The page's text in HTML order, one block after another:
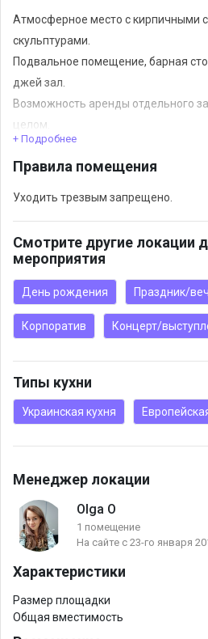
Атмосферное место с кирпичными
скульптурами.
Подвальное помещение, барная
джей зал.
Возможность аренды отдельного
целом.
Приятные гибкие условия по бару.
+ Подробнее
Правила помещения
Уходить трезвым запрещено.
Смотрите другие локации
мероприятия
День рождения Праздник/
Корпоратив Концерт/
Типы кухни
Украинская кухня
Менеджер локации
Olga O
1 помещение
На сайте с 23-го января
Характеристики
Размер площадки
Общая вместимость